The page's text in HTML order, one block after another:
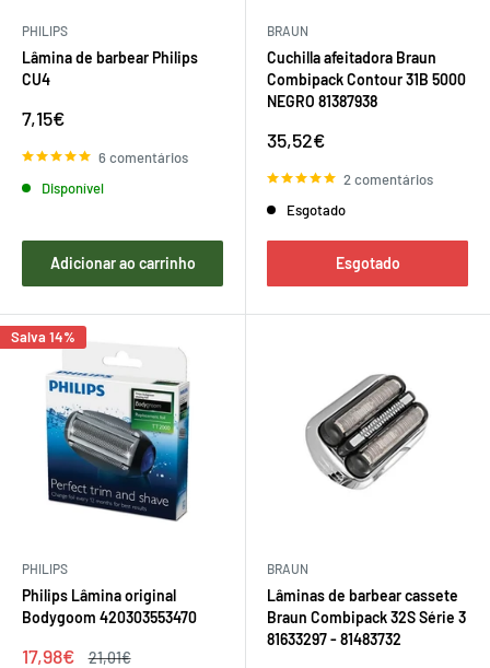
PHILIPS
Lâmina de barbear Philips
CU4
Preço
venda
7,15€
6 comentários
Disponível
Adicionar ao carrinho
BRAUN
Cuchilla afeitadora Braun
Combipack Contour 31B 5000
NEGRO 81387938
Preço
venda
35,52€
2 comentários
Esgotado
Esgotado
Salva 14%
PHILIPS
Philips Lâmina original
Bodygoom 420303553470
Preço
17,98€
Preço
21,01€
BRAUN
Lâminas de barbear cassete
Braun Combipack 32S Série 3
81633297 - 81483732